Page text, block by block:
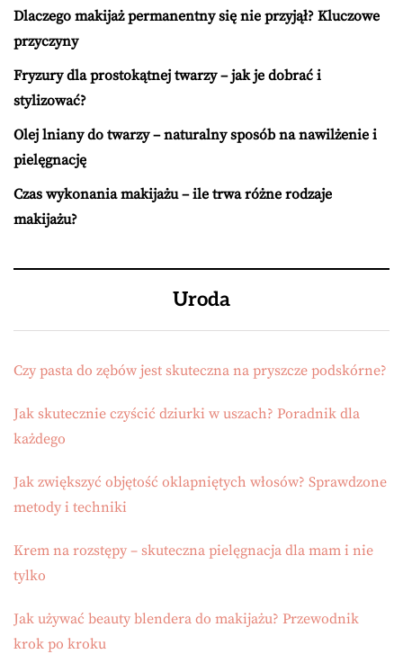
Dlaczego makijaż permanentny się nie przyjął? Kluczowe
przyczyny
Fryzury dla prostokątnej twarzy – jak je dobrać i
stylizować?
Olej lniany do twarzy – naturalny sposób na nawilżenie i
pielęgnację
Czas wykonania makijażu – ile trwa różne rodzaje
makijażu?
Uroda
Czy pasta do zębów jest skuteczna na pryszcze podskórne?
Jak skutecznie czyścić dziurki w uszach? Poradnik dla
każdego
Jak zwiększyć objętość oklapniętych włosów? Sprawdzone
metody i techniki
Krem na rozstępy – skuteczna pielęgnacja dla mam i nie
tylko
Jak używać beauty blendera do makijażu? Przewodnik
krok po kroku